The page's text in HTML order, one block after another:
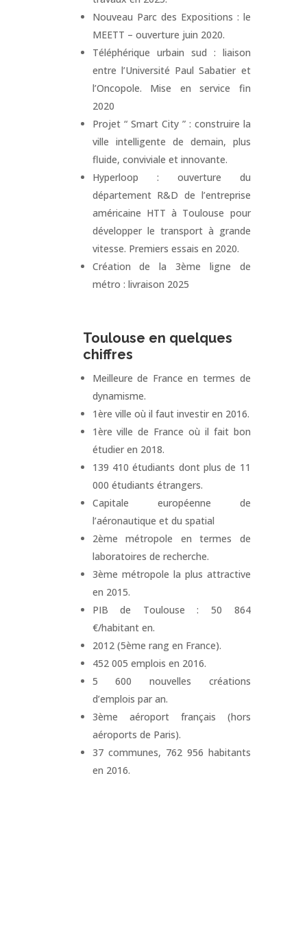
Nouveau Parc des Expositions : le
MEETT – ouverture juin 2020.
Téléphérique urbain sud : liaison
entre l’Université Paul Sabatier et
l’Oncopole. Mise en service fin
2020
Projet “ Smart City ” : construire la
ville intelligente de demain, plus
fluide, conviviale et innovante.
Hyperloop : ouverture du
département R&D de l’entreprise
américaine HTT à Toulouse pour
développer le transport à grande
vitesse. Premiers essais en 2020.
Création de la 3ème ligne de
métro : livraison 2025
Toulouse en quelques
chiffres
Meilleure de France en termes de
dynamisme.
1ère ville où il faut investir en 2016.
1ère ville de France où il fait bon
étudier en 2018.
139 410 étudiants dont plus de 11
000 étudiants étrangers.
Capitale européenne de
l’aéronautique et du spatial
2ème métropole en termes de
laboratoires de recherche.
3ème métropole la plus attractive
en 2015.
PIB de Toulouse : 50 864
€/habitant en.
2012 (5ème rang en France).
452 005 emplois en 2016.
5 600 nouvelles créations
d’emplois par an.
3ème aéroport français (hors
aéroports de Paris).
37 communes, 762 956 habitants
en 2016.